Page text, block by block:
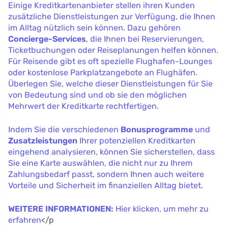
Einige Kreditkartenanbieter stellen ihren Kunden
zusätzliche Dienstleistungen zur Verfügung, die Ihnen
im Alltag nützlich sein können. Dazu gehören
Concierge-Services, die Ihnen bei Reservierungen,
Ticketbuchungen oder Reiseplanungen helfen können.
Für Reisende gibt es oft spezielle Flughafen-Lounges
oder kostenlose Parkplatzangebote an Flughäfen.
Überlegen Sie, welche dieser Dienstleistungen für Sie
von Bedeutung sind und ob sie den möglichen
Mehrwert der Kreditkarte rechtfertigen.
Indem Sie die verschiedenen Bonusprogramme und
Zusatzleistungen Ihrer potenziellen Kreditkarten
eingehend analysieren, können Sie sicherstellen, dass
Sie eine Karte auswählen, die nicht nur zu Ihrem
Zahlungsbedarf passt, sondern Ihnen auch weitere
Vorteile und Sicherheit im finanziellen Alltag bietet.
WEITERE INFORMATIONEN: Hier klicken, um mehr zu
erfahren</p